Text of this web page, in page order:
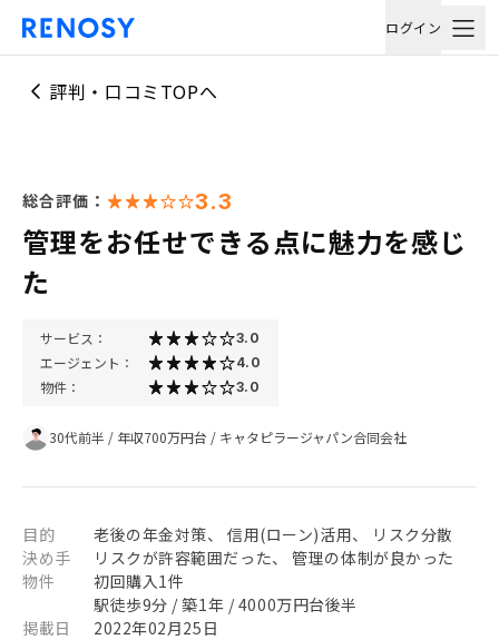
ログイン
評判・口コミTOPへ
総合評価： 3.3
管理をお任せできる点に魅力を感じ
た
サービス： 3.0
エージェント： 4.0
物件： 3.0
30代前半 / 年収700万円台 / キャタピラージャパン合同会社
目的
老後の年金対策、 信用(ローン)活用、 リスク分散
決め手
リスクが許容範囲だった、 管理の体制が良かった
物件
初回購入1件
駅徒歩9分 / 築1年 / 4000万円台後半
掲載日
2022年02月25日